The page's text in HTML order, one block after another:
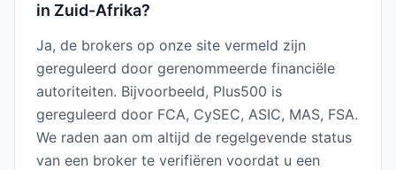
in Zuid-Afrika?
Ja, de brokers op onze site vermeld zijn
gereguleerd door gerenommeerde financiële
autoriteiten. Bijvoorbeeld, Plus500 is
gereguleerd door FCA, CySEC, ASIC, MAS, FSA.
We raden aan om altijd de regelgevende status
van een broker te verifiëren voordat u een